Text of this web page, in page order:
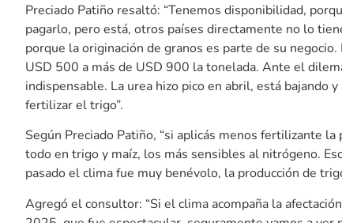
Preciado Patiño resaltó: “Tenemos disponibilidad,
pagarlo, pero está, otros países directamente no lo
porque la originación de granos es parte de su
USD 500 a más de USD 900 la tonelada. Ante el
indispensable. La urea hizo pico en abril, está bajando
fertilizar el trigo”.
Según Preciado Patiño, “si aplicás menos fertilizante
todo en trigo y maíz, los más sensibles al nitrógeno.
pasado el clima fue muy benévolo, la producción de
Agregó el consultor: “Si el clima acompaña la